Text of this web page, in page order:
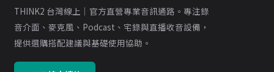
THINK2 台灣線上｜官方直營專業音訊通路。專注錄
音介面、麥克風、Podcast、宅錄與直播收音設備，
提供選購搭配建議與基礎使用協助。